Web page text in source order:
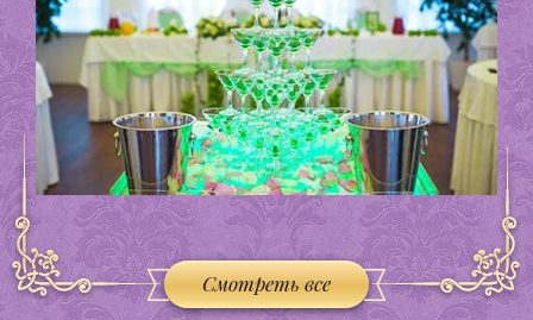
Смотреть все